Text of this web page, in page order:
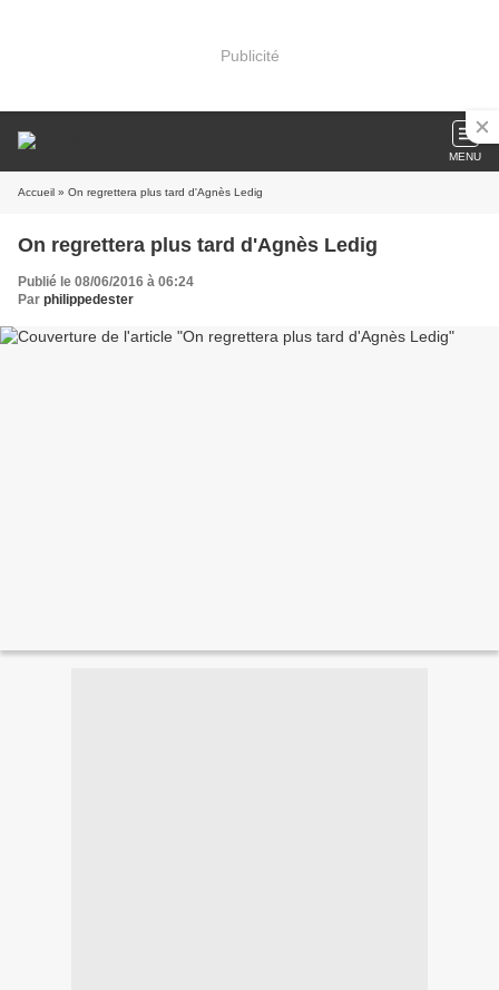
Publicité
MENU
Accueil » On regrettera plus tard d'Agnès Ledig
On regrettera plus tard d'Agnès Ledig
Publié le 08/06/2016 à 06:24
Par philippedester